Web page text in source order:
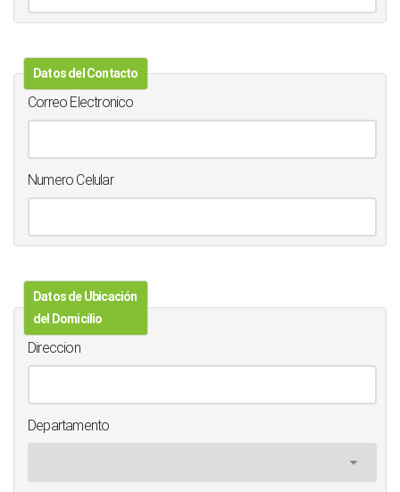
Datos del Contacto
Correo Electronico
Numero Celular
Datos de Ubicación
del Domicilio
Direccion
Departamento